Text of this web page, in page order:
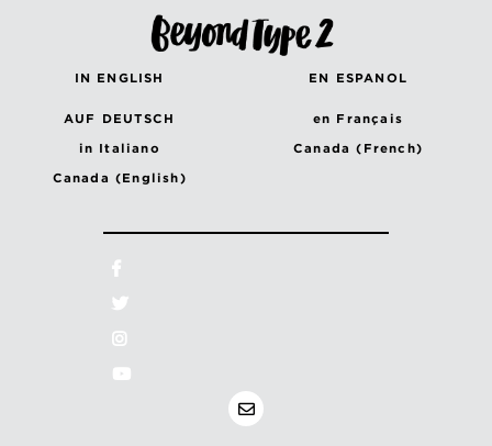
IN ENGLISH EN ESPANOL
AUF DEUTSCH
en Français
in Italiano
Canada (French)
Canada (English)